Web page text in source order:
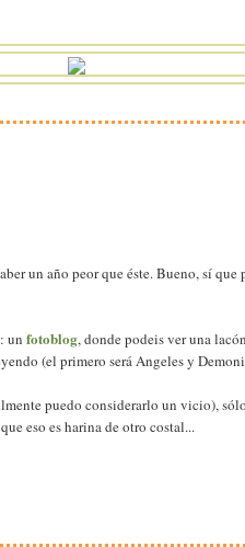
un año peor que éste. Bueno, sí
un fotoblog, donde podeis ver una
(el primero será Angeles y
puedo considerarlo un vicio), sólo
eso es harina de otro costal...